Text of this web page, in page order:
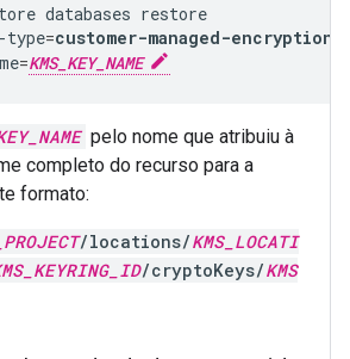
databases
type=customer-managed-encryption
=KMS_KEY_NAME
pelo nome que atribuiu à
completo do recurso para a
formato:
/locations/KMS_LOCATI
/cryptoKeys/KMS